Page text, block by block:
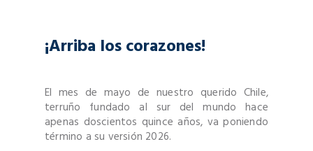
¡Arriba los corazones!
El mes de mayo de nuestro querido Chile,
terruño fundado al sur del mundo hace
apenas doscientos quince años, va poniendo
término a su versión 2026.